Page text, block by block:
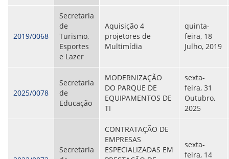
TRANSPARÊNCIA
CONTATO
2019/0068
Secretaria
de
Turismo,
Esportes
e Lazer
Aquisição 4
projetores de
Multimídia
quinta-
feira, 18
Julho, 2019
2025/0078
Secretaria
de
Educação
MODERNIZAÇÃO
DO PARQUE DE
EQUIPAMENTOS DE
TI
sexta-
feira, 31
Outubro,
2025
Secretaria
CONTRATAÇÃO DE
EMPRESAS
ESPECIALIZADAS EM
sexta-
feira, 14